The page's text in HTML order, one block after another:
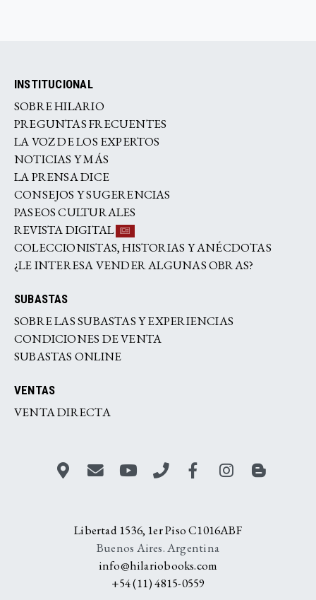
INSTITUCIONAL
SOBRE HILARIO
PREGUNTAS FRECUENTES
LA VOZ DE LOS EXPERTOS
NOTICIAS Y MÁS
LA PRENSA DICE
CONSEJOS Y SUGERENCIAS
PASEOS CULTURALES
REVISTA DIGITAL
COLECCIONISTAS, HISTORIAS Y ANÉCDOTAS
¿LE INTERESA VENDER ALGUNAS OBRAS?
SUBASTAS
SOBRE LAS SUBASTAS Y EXPERIENCIAS
CONDICIONES DE VENTA
SUBASTAS ONLINE
VENTAS
VENTA DIRECTA
Libertad 1536, 1er Piso C1016ABF
Buenos Aires. Argentina
info@hilariobooks.com
+54 (11) 4815-0559